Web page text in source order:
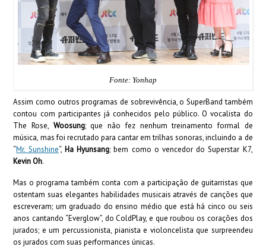
Fonte: Yonhap
Assim como outros programas de sobrevivência, o SuperBand também
contou com participantes já conhecidos pelo público. O vocalista do
The Rose, Woosung; que não fez nenhum treinamento formal de
música, mas foi recrutado para cantar em trilhas sonoras, incluindo a de
“Mr. Sunshine“, Ha Hyunsang; bem como o vencedor do Superstar K7,
Kevin Oh.
Mas o programa também conta com a participação de guitarristas que
ostentam suas elegantes habilidades musicais através de canções que
escreveram; um graduado do ensino médio que está há cinco ou seis
anos cantando “Everglow”, do ColdPlay, e que roubou os corações dos
jurados; e um percussionista, pianista e violoncelista que surpreendeu
os jurados com suas performances únicas.